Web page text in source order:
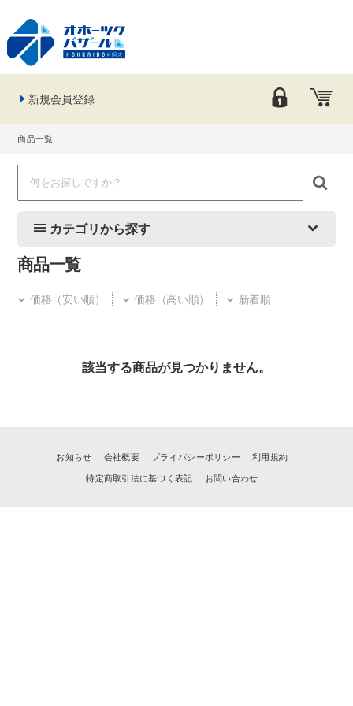
新規会員登録
商品一覧
カテゴリから探す
商品一覧
価格（安い順） 価格（高い順） 新着順
該当する商品が見つかりません。
お知らせ 会社概要 プライバシーポリシー 利用規約
特定商取引法に基づく表記 お問い合わせ